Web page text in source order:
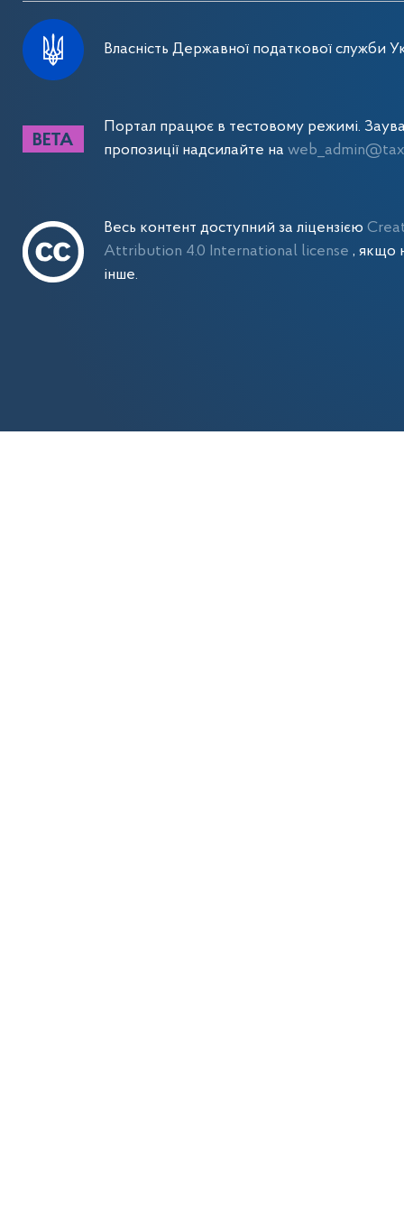
Власність Державної податкової служби
Портал працює в тестовому режимі.
пропозиції надсилайте на
Весь контент доступний за ліцензією
Attribution 4.0 International license , якщо
інше.